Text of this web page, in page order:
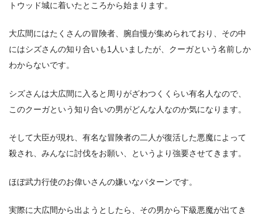
トウッド城に着いたところから始まります。
大広間にはたくさんの冒険者、腕自慢が集められており、その中
にはシズさんの知り合いも1人いましたが、クーガという名前しか
わからないです。
シズさんは大広間に入ると周りがざわつくくらい有名人なので、
このクーガという知り合いの男がどんな人なのか気になります。
そして大臣が現れ、有名な冒険者の二人が復活した悪魔によって
殺され、みんなに討伐をお願い、というより強要させてきます。
ほぼ武力行使のお偉いさんの嫌いなパターンです。
実際に大広間から出ようとしたら、その男から下級悪魔が出てき